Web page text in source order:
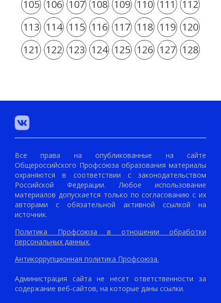
105 106 107 108 109 110 111 112
113 114 115 116 117 118 119 120
121 122 123 124 125 126 127 128
Все права на опубликованные на сайте
Общероссийского Профсоюза образования материалы
охраняются в соответствии с законодательством
Российской Федерации. Любое использование
материалов допускается только по согласованию с их
авторами с обязательной активной ссылкой на
источник.
Политика Профсоюза в отношении обработки
персональных данных.
Антикоррупционная политика Профсоюза.
Администрация сайта не несёт ответственности за
содержание веб-сайтов, на которые даны ссылки.